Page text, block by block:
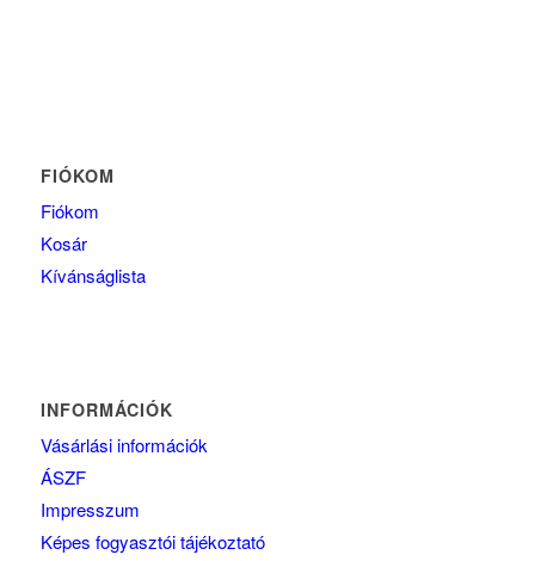
FIÓKOM
Fiókom
Kosár
Kívánságlista
INFORMÁCIÓK
Vásárlási információk
ÁSZF
Impresszum
Képes fogyasztói tájékoztató